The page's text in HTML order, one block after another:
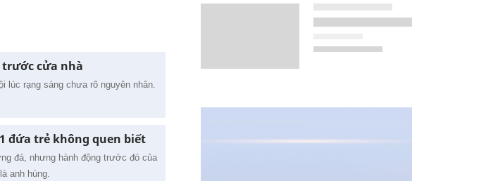
cửa nhà
rạng sáng chưa rõ nguyên nhân.
đứa trẻ không quen biết
đá, nhưng hành động trước đó của
anh hùng.